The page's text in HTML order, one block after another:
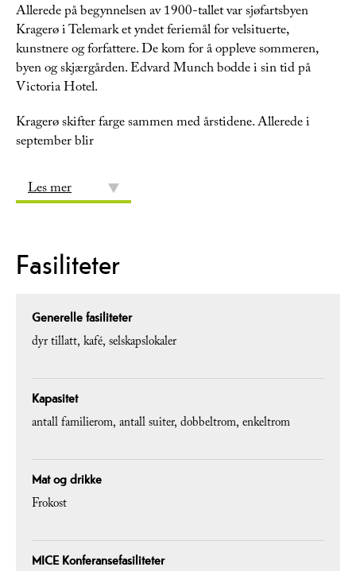
Allerede på begynnelsen av 1900-tallet var sjøfartsbyen
Kragerø i Telemark et yndet feriemål for velsituerte,
kunstnere og forfattere. De kom for å oppleve sommeren,
byen og skjærgården. Edvard Munch bodde i sin tid på
Victoria Hotel.
Kragerø skifter farge sammen med årstidene. Allerede i
september blir
Les mer
Fasiliteter
Generelle fasiliteter
dyr tillatt kafé selskapslokaler
Kapasitet
antall familierom antall suiter dobbeltrom enkeltrom
Mat og drikke
Frokost
MICE Konferansefasiliteter